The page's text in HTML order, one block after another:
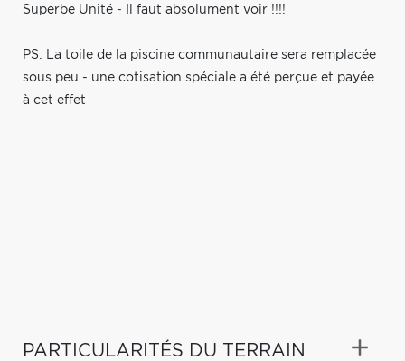
Superbe Unité - Il faut absolument voir !!!!
PS: La toile de la piscine communautaire sera remplacée
sous peu - une cotisation spéciale a été perçue et payée
à cet effet
PARTICULARITÉS DU TERRAIN